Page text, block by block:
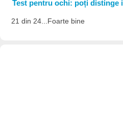
Test pentru ochi: poți distinge
21 din 24...Foarte bine